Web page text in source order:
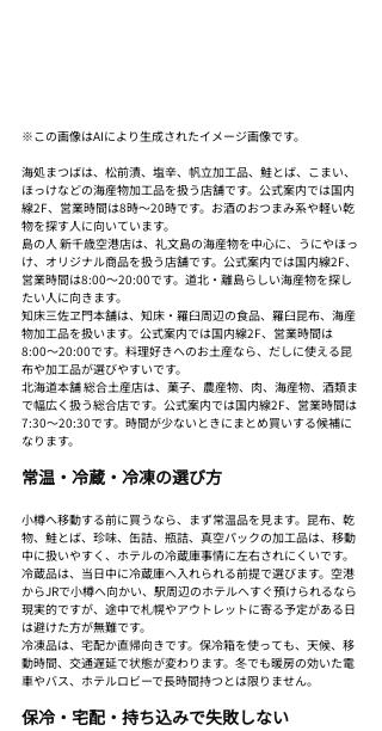
※この画像はAIにより生成されたイメージ画像です。
海処まつばは、松前漬、塩辛、帆立加工品、鮭とば、こまい、
ほっけなどの海産物加工品を扱う店舗です。公式案内では国内
線2F、営業時間は8時〜20時です。お酒のおつまみ系や軽い乾
物を探す人に向いています。
島の人 新千歳空港店は、礼文島の海産物を中心に、うにやほっ
け、オリジナル商品を扱う店舗です。公式案内では国内線2F、
営業時間は8:00〜20:00です。道北・離島らしい海産物を探し
たい人に向きます。
知床三佐ヱ門本舗は、知床・羅臼周辺の食品、羅臼昆布、海産
物加工品を扱います。公式案内では国内線2F、営業時間は
8:00〜20:00です。料理好きへのお土産なら、だしに使える昆
布や加工品が選びやすいです。
北海道本舗 総合土産店は、菓子、農産物、肉、海産物、酒類ま
で幅広く扱う総合店です。公式案内では国内線2F、営業時間は
7:30〜20:30です。時間が少ないときにまとめ買いする候補に
なります。
常温・冷蔵・冷凍の選び方
小樽へ移動する前に買うなら、まず常温品を見ます。昆布、乾
物、鮭とば、珍味、缶詰、瓶詰、真空パックの加工品は、移動
中に扱いやすく、ホテルの冷蔵庫事情に左右されにくいです。
冷蔵品は、当日中に冷蔵庫へ入れられる前提で選びます。空港
からJRで小樽へ向かい、駅周辺のホテルへすぐ預けられるなら
現実的ですが、途中で札幌やアウトレットに寄る予定がある日
は避けた方が無難です。
冷凍品は、宅配か直帰向きです。保冷箱を使っても、天候、移
動時間、交通遅延で状態が変わります。冬でも暖房の効いた電
車やバス、ホテルロビーで長時間持つとは限りません。
保冷・宅配・持ち込みで失敗しない